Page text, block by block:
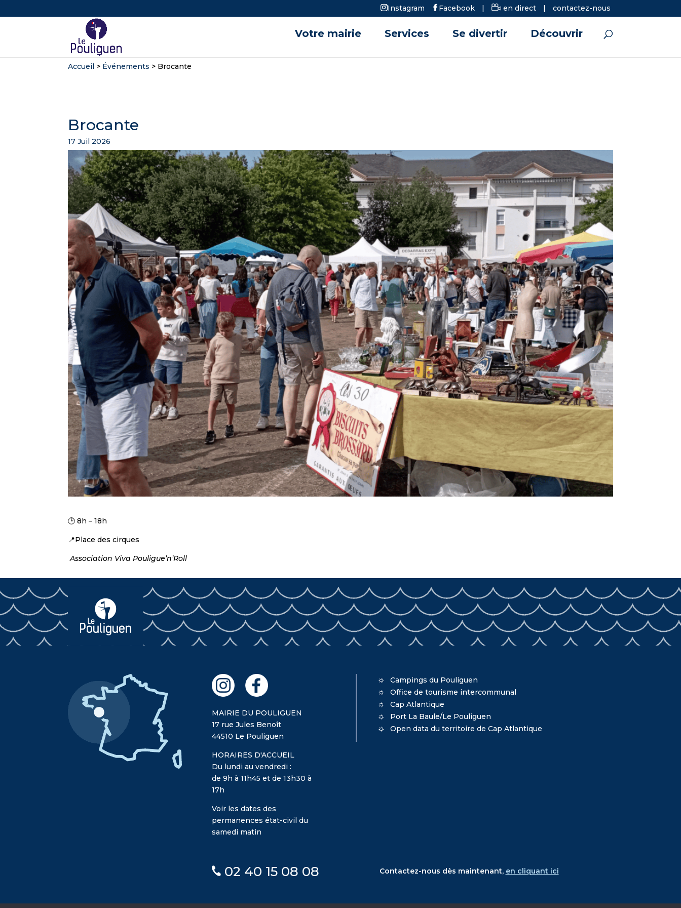
Instagram Facebook | en direct | contactez-nous
Votre mairie Services Se divertir Découvrir
Accueil > Événements > Brocante
Brocante
17 Juil 2026
🕒 8h – 18h
📍Place des cirques
Association Viva Pouligue’n’Roll
MAIRIE DU POULIGUEN
17 rue Jules Benoît
44510 Le Pouliguen
HORAIRES D'ACCUEIL
Du lundi au vendredi :
de 9h à 11h45 et de 13h30 à
17h
Voir les dates des
permanences état-civil du
samedi matin
Campings du Pouliguen
Office de tourisme intercommunal
Cap Atlantique
Port La Baule/Le Pouliguen
Open data du territoire de Cap Atlantique
02 40 15 08 08 Contactez-nous dès maintenant, en cliquant ici